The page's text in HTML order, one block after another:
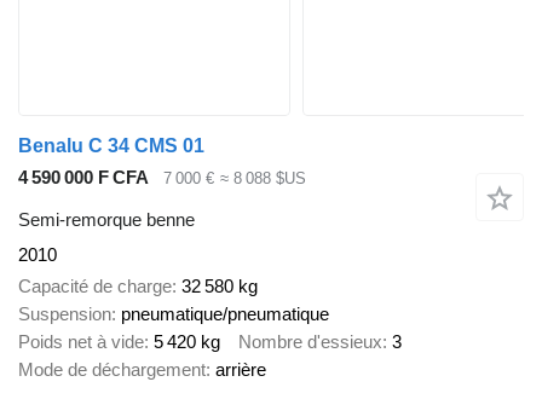
Benalu C 34 CMS 01
4 590 000 F CFA
7 000 € ≈ 8 088 $US
Semi-remorque benne
2010
Capacité de charge 32 580 kg
Suspension pneumatique/pneumatique
Poids net à vide 5 420 kg Nombre d'essieux 3
Mode de déchargement arrière